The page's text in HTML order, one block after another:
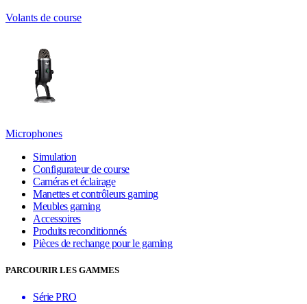
Volants de course
Microphones
Simulation
Configurateur de course
Caméras et éclairage
Manettes et contrôleurs gaming
Meubles gaming
Accessoires
Produits reconditionnés
Pièces de rechange pour le gaming
PARCOURIR LES GAMMES
Série PRO